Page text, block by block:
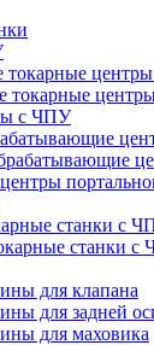
токарные
токарные
с ЧПУ
станки с
станки с
для клапана
для задней
для маховика